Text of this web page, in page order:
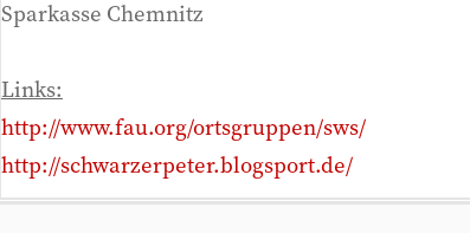
Sparkasse Chemnitz
Links:
http://www.fau.org/ortsgruppen/sws/
http://schwarzerpeter.blogsport.de/